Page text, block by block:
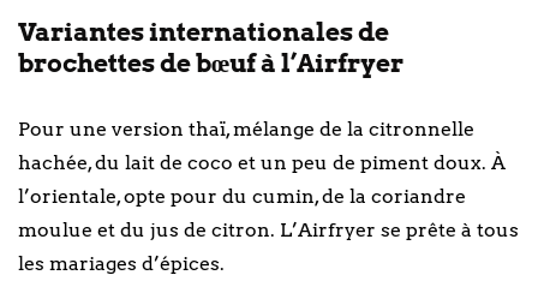
Variantes internationales de
brochettes de bœuf à l’Airfryer
Pour une version thaï, mélange de la citronnelle
hachée, du lait de coco et un peu de piment doux. À
l’orientale, opte pour du cumin, de la coriandre
moulue et du jus de citron. L’Airfryer se prête à tous
les mariages d’épices.